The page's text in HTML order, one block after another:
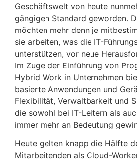
Geschäftswelt von heute
gängigen Standard geworden.
möchten mehr denn je
sie arbeiten, was die IT-
unterstützen, vor neue
Im Zuge der Einführung von
Hybrid Work in Unternehmen
basierte Anwendungen und
Flexibilität, Verwaltbarkeit und
die sowohl bei IT-Leitern als
immer mehr an Bedeutung
Heute gelten knapp die Hälfte
Mitarbeitenden als Cloud-